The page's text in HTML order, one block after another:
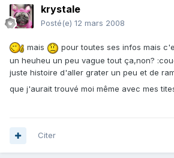
krystale
Posté(e) 12 mars 2008
mais
pour toutes ses infos mais
un heuheu un peu vague tout ça,non?
juste histoire d'aller grater un peu et de
que j'aurait trouvé moi même avec mes
Citer